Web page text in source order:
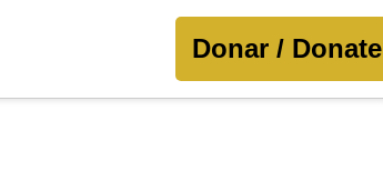
Donar / Donate